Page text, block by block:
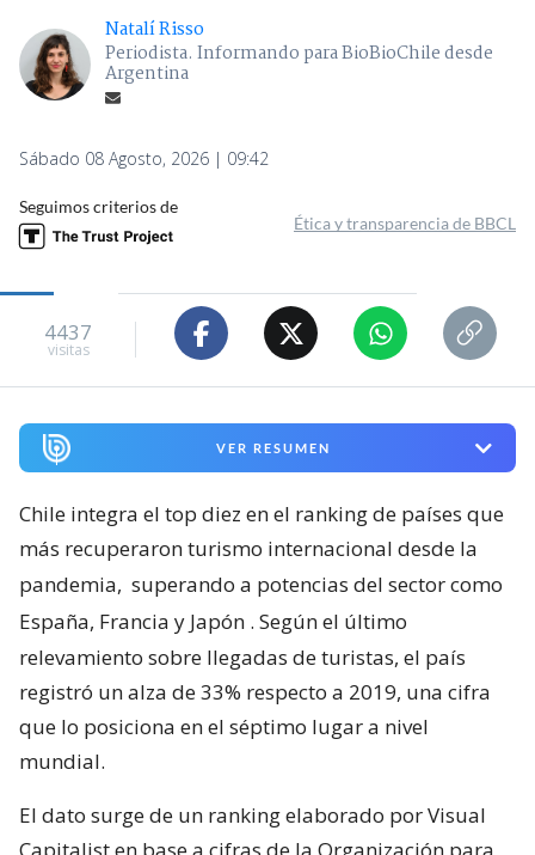
Natalí Risso
Periodista. Informando para BioBioChile desde
Argentina
Sábado 08 Agosto, 2026 | 09:42
Seguimos criterios de
Ética y transparencia de BBCL
4437
visitas
VER RESUMEN
Chile integra el top diez en el ranking de países que
más recuperaron turismo internacional desde la
pandemia, superando a potencias del sector como
España, Francia y Japón . Según el último
relevamiento sobre llegadas de turistas, el país
registró un alza de 33% respecto a 2019, una cifra
que lo posiciona en el séptimo lugar a nivel
mundial.
El dato surge de un ranking elaborado por Visual